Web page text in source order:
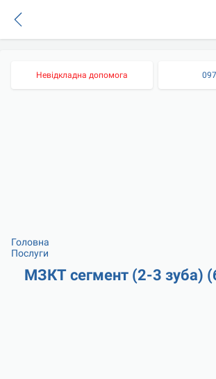
Невідкладна допомога
Головна
Послуги
МЗКТ сегмент (2-3 зуба)